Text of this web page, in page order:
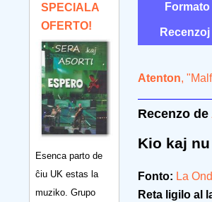
SPECIALA
OFERTO!
Esenca parto de
ĉiu UK estas la
muziko. Grupo
Formato
Recenzoj
Atenton,
Recenzo de
Kio kaj
Fonto: La
Reta ligilo al